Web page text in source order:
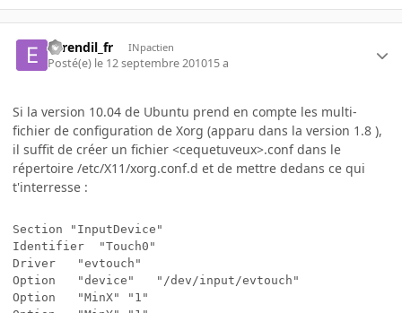
earendil_fr INpactien
Posté(e) le 12 septembre 201015 a
Si la version 10.04 de Ubuntu prend en compte les multi-
fichier de configuration de Xorg (apparu dans la version 1.8 ),
il suffit de créer un fichier <cequetuveux>.conf dans le
répertoire /etc/X11/xorg.conf.d et de mettre dedans ce qui
t'interresse :
Section "InputDevice"
Identifier	"Touch0"
Driver	 "evtouch"
Option	 "device"	"/dev/input/evtouch"
Option	 "MinX"	"1"